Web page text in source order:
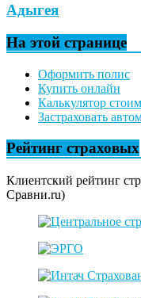
Адыгея
На этой странице
Оформить полис
Купить онлайн
Калькулятор
Застраховать
Рейтинг страховых
Клиентский рейтинг
Сравни.ru)